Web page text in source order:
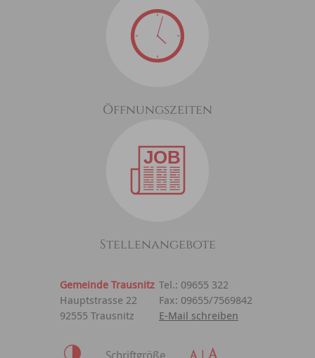
Öffnungszeiten
Stellenangebote
Gemeinde Trausnitz Tel.: 09655 322
Hauptstrasse 22
Fax: 09655/7569842
92555 Trausnitz
E-Mail schreiben